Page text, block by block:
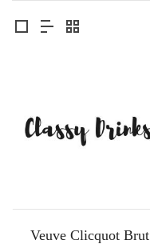
Veuve Clicquot Brut